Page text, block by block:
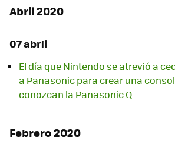
Abril 2020
07 abril
El día que Nintendo se atrevió a
a Panasonic para crear una
conozcan la Panasonic Q
Febrero 2020